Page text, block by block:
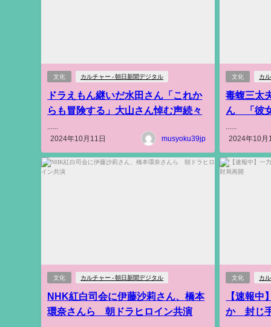
文化 カルチャー - 朝日新聞デジタル
ドラえもん継いだ水田さん「これか
らも冒険する」大山さん悼む声続々
2024年10月11日
musyoku39jp
文化 カ
毒蝮三太
ん 「彼
2024年10月
文化 カルチャー - 朝日新聞デジタル
NHK紅白司会に伊藤沙莉さん、橋本
環奈さんら 朝ドラヒロイン共演
文化 カ
【速報中
か 封じ